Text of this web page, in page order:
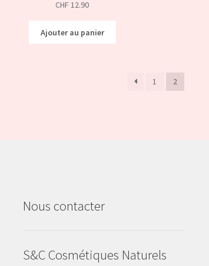
CHF 12.90
Ajouter au panier
1 2
Nous contacter
S&C Cosmétiques Naturels